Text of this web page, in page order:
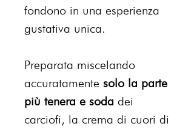
fondono in una esperienza
gustativa unica.
Preparata miscelando
accuratamente solo la parte
più tenera e soda dei
carciofi, la crema di cuori di